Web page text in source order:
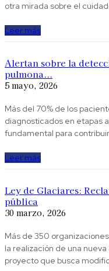
otra mirada sobre el
Leer más
Alertan sobre la
pulmona...
5 mayo, 2026
Más del 70% de los
diagnosticados en etapas
fundamental para
Leer más
Ley de Glaciares:
pública
30 marzo, 2026
Más de 350
la realización de una
proyecto que busca